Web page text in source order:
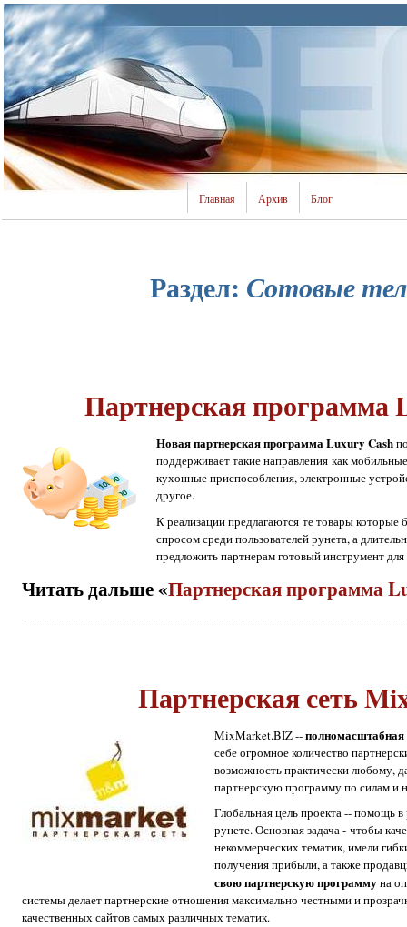
Главная Архив Блог
Раздел: Сотовые
Партнерская программа
Новая партнерская программа Luxury Cash
поддерживает такие направления как
кухонные приспособления, электронные
другое.
К реализации предлагаются те товары которые
спросом среди пользователей рунета, а
предложить партнерам готовый инструмент для
Читать дальше «Партнерская программа
Партнерская сеть
MixMarket.BIZ --полномасштабная
себе огромное количество
возможность практически любому,
партнерскую программу по силам и
Глобальная цель проекта -- помощь
рунете. Основная задача - чтобы
некоммерческих тематик, имели
получения прибыли, а также
свою партнерскую программуна
системы делает партнерские отношения максимально честными и
качественных сайтов самых различных тематик.